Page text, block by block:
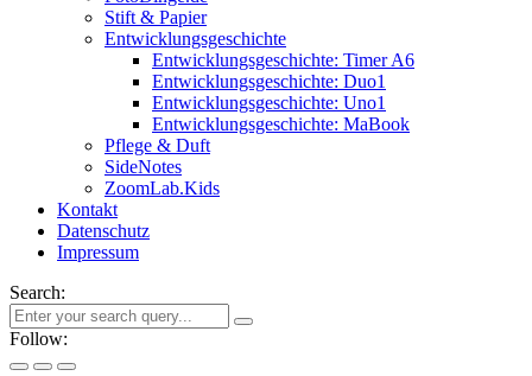
Stift & Papier
Entwicklungsgeschichte
Entwicklungsgeschichte: Timer A6
Entwicklungsgeschichte: Duo1
Entwicklungsgeschichte: Uno1
Entwicklungsgeschichte: MaBook
Pflege & Duft
SideNotes
ZoomLab.Kids
Kontakt
Datenschutz
Impressum
Search:
Follow: